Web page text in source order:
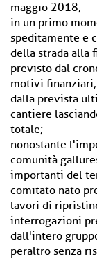
maggio 2018;
in un primo
speditamente e
della strada alla
previsto dal
motivi finanziari,
dalla prevista
cantiere
totale;
nonostante
comunità
importanti del
comitato nato
lavori di
interrogazioni
dall'intero
peraltro senza